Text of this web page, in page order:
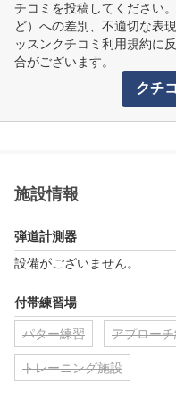
チコミを投稿してください
ど）への差別、不適切な表
ッスンクチコミ利用規約に
合がございます。
クチ
施設情報
弾道計測器
設備がございません。
付帯練習場
パター練習 アプロー
トレーニング施設